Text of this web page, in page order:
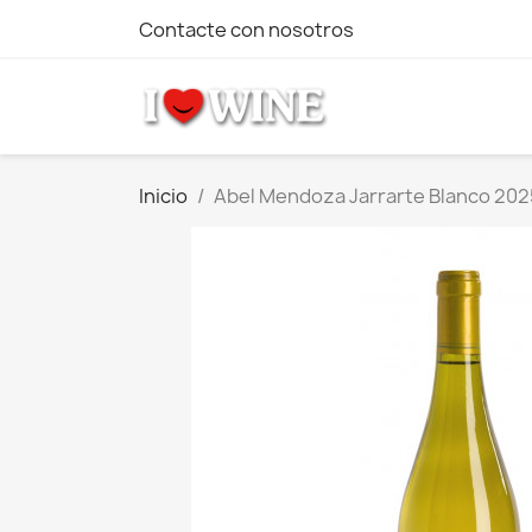
Contacte con nosotros
Inicio Abel Mendoza Jarrarte Blanco